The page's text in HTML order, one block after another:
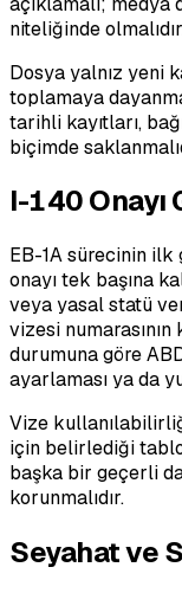
niteliğinde
Dosya yalnız yeni
toplamaya
tarihli kayıtları,
biçimde
I-140 Onayı
EB-1A sürecinin ilk
onayı tek başına
veya yasal statü
vizesi
durumuna göre
ayarlaması ya da
Vize
için belirlediği
başka bir geçerli
korunmalıdır.
Seyahat ve